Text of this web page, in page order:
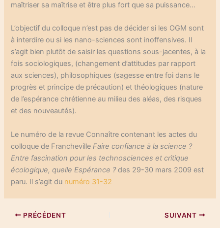
maîtriser sa maîtrise et être plus fort que sa puissance…
L’objectif du colloque n’est pas de décider si les OGM sont
à interdire ou si les nano-sciences sont inoffensives. Il
s’agit bien plutôt de saisir les questions sous-jacentes, à la
fois sociologiques, (changement d’attitudes par rapport
aux sciences), philosophiques (sagesse entre foi dans le
progrès et principe de précaution) et théologiques (nature
de l’espérance chrétienne au milieu des aléas, des risques
et des nouveautés).
Le numéro de la revue Connaître contenant les actes du
colloque de FranchevilleFaire confiance à la science ?
Entre fascination pour les technosciences et critique
écologique, quelle Espérance ?des 29-30 mars 2009 est
paru. Il s’agit du numéro 31-32
PRÉCÉDENT SUIVANT